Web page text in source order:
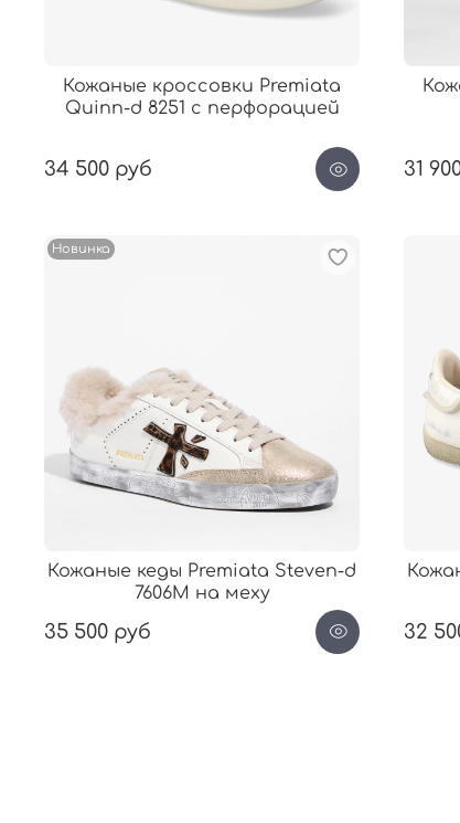
Кожаные кроссовки Premiata
Quinn-d 8251 с перфорацией
34 500 руб 31
Новинка
Кожаные кеды Premiata Steven-d
7606M на меху
35 500 руб 32